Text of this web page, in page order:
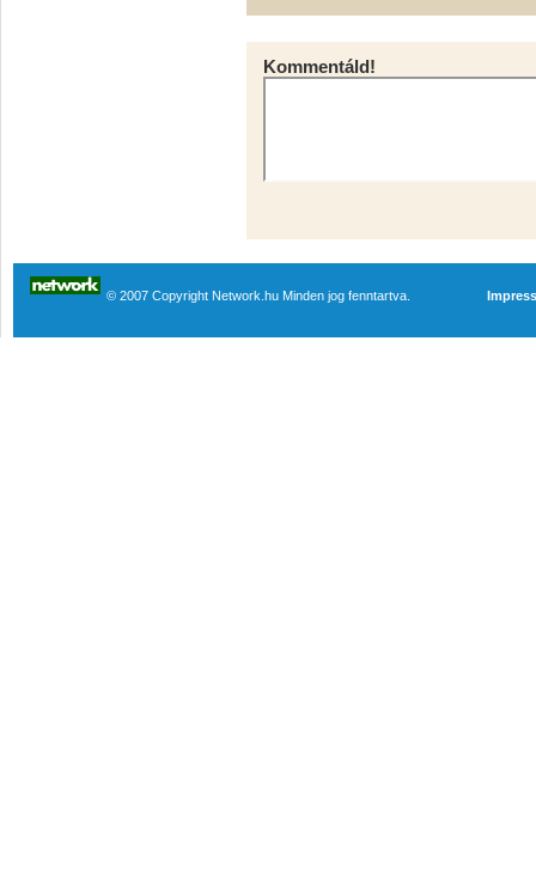
Kommentáld!
© 2007 Copyright Network.hu Minden jog fenntartva.